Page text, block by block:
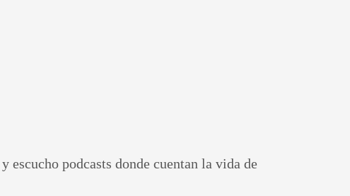
escucho podcasts donde cuentan la vida de